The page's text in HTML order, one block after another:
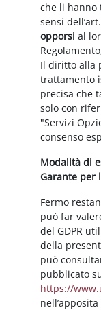
che li hanno
sensi
opporsi al
Il diritto alla
trattamento
precisa che
solo con
"Servizi
consenso
Modalità di
Garante per
Fermo
può far
del GDPR
della
può
pubblicato
https://